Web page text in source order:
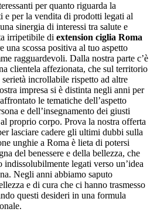
per quanto riguarda la
e per la vendita di prodotti legati al
sinergia di interessi tra salute e
irripetibile di extension ciglia Roma
una scossa positiva al tuo aspetto
ragguardevoli. Dalla nostra parte c’è
clientela affezionata, che sul territorio
incrollabile rispetto ad altre
impresa si è distinta negli anni per
le tematiche dell’aspetto
e dell’insegnamento dei giusti
proprio corpo. Prova la nostra offerta
lasciare cadere gli ultimi dubbi sulla
unghie a Roma è lieta di potersi
del benessere e della bellezza, che
legati verso un’idea
Negli anni abbiamo saputo
e di cura che ci hanno trasmesso
questi desideri in una formula